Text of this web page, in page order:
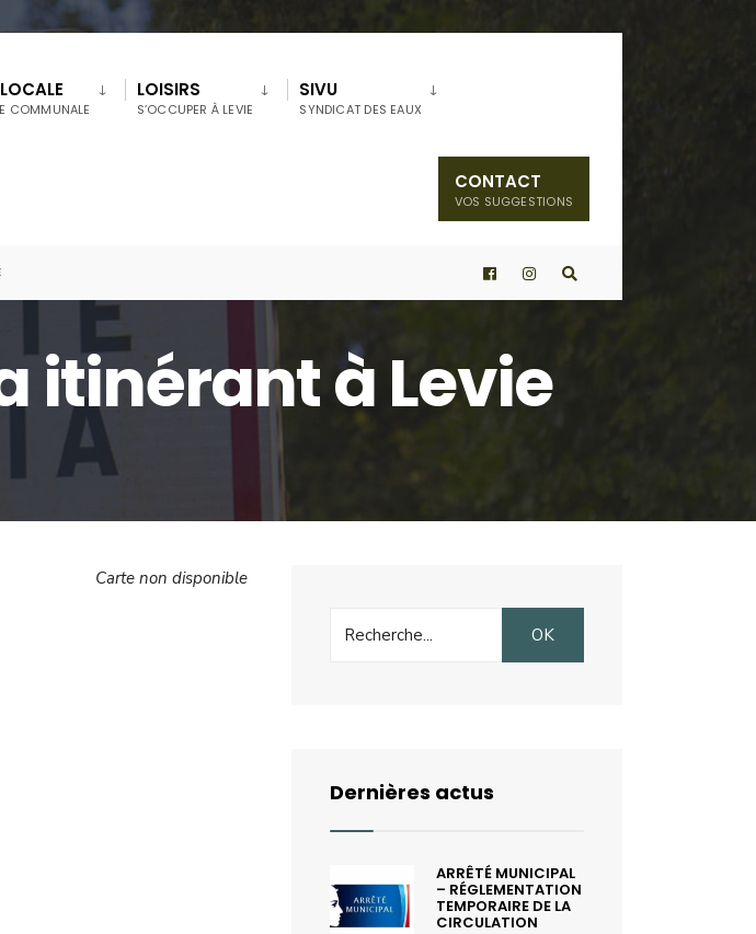
COMMUNALE
LOISIRS
S’OCCUPER À LEVIE
SIVU
SYNDICAT DES EAUX
CONTACT
VOS SUGGESTIONS
itinérant à Levie
Carte non disponible
for:
OK
Dernières actus
ARRÊTÉ MUNICIPAL
– RÉGLEMENTATION
TEMPORAIRE DE LA
CIRCULATION